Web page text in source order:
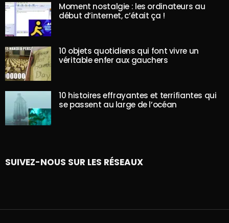
Moment nostalgie : les ordinateurs au
début d’internet, c’était ça !
10 objets quotidiens qui font vivre un
véritable enfer aux gauchers
10 histoires effrayantes et terrifiantes qui
se passent au large de l’océan
SUIVEZ-NOUS SUR LES RÉSEAUX